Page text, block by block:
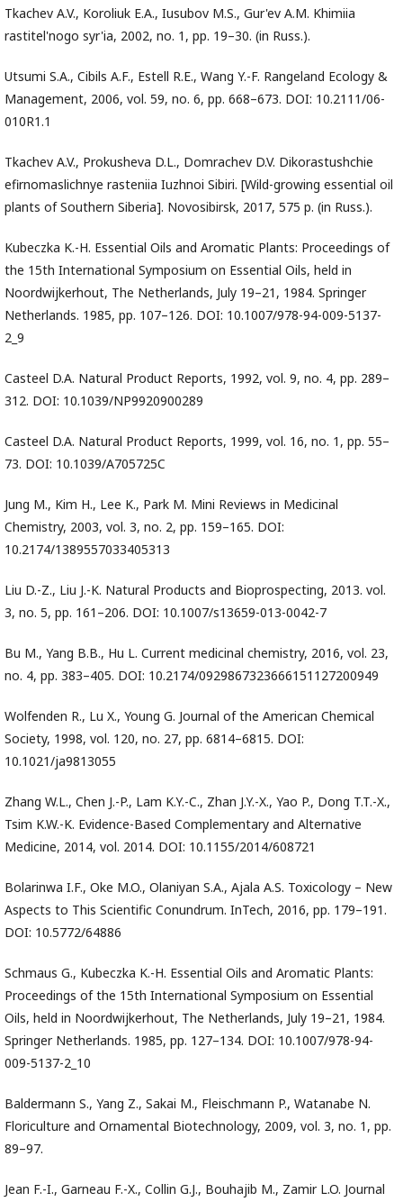
Tkachev A.V., Koroliuk E.A., Iusubov M.S., Gur'ev A.M. Khimiia
rastitel'nogo syr'ia, 2002, no. 1, pp. 19–30. (in Russ.).
Utsumi S.A., Cibils A.F., Estell R.E., Wang Y.-F. Rangeland Ecology &
Management, 2006, vol. 59, no. 6, pp. 668–673. DOI: 10.2111/06-
010R1.1
Tkachev A.V., Prokusheva D.L., Domrachev D.V. Dikorastushchie
efirnomaslichnye rasteniia Iuzhnoi Sibiri. [Wild-growing essential oil
plants of Southern Siberia]. Novosibirsk, 2017, 575 p. (in Russ.).
Kubeczka K.-H. Essential Oils and Aromatic Plants: Proceedings of
the 15th International Symposium on Essential Oils, held in
Noordwijkerhout, The Netherlands, July 19–21, 1984. Springer
Netherlands. 1985, pp. 107–126. DOI: 10.1007/978-94-009-5137-
2_9
Casteel D.A. Natural Product Reports, 1992, vol. 9, no. 4, pp. 289–
312. DOI: 10.1039/NP9920900289
Casteel D.A. Natural Product Reports, 1999, vol. 16, no. 1, pp. 55–
73. DOI: 10.1039/A705725C
Jung M., Kim H., Lee K., Park M. Mini Reviews in Medicinal
Chemistry, 2003, vol. 3, no. 2, pp. 159–165. DOI:
10.2174/1389557033405313
Liu D.-Z., Liu J.-K. Natural Products and Bioprospecting, 2013. vol.
3, no. 5, pp. 161–206. DOI: 10.1007/s13659-013-0042-7
Bu M., Yang B.B., Hu L. Current medicinal chemistry, 2016, vol. 23,
no. 4, pp. 383–405. DOI: 10.2174/0929867323666151127200949
Wolfenden R., Lu X., Young G. Journal of the American Chemical
Society, 1998, vol. 120, no. 27, pp. 6814–6815. DOI:
10.1021/ja9813055
Zhang W.L., Chen J.-P., Lam K.Y.-C., Zhan J.Y.-X., Yao P., Dong T.T.-X.,
Tsim K.W.-K. Evidence-Based Complementary and Alternative
Medicine, 2014, vol. 2014. DOI: 10.1155/2014/608721
Bolarinwa I.F., Oke M.O., Olaniyan S.A., Ajala A.S. Toxicology – New
Aspects to This Scientific Conundrum. InTech, 2016, pp. 179–191.
DOI: 10.5772/64886
Schmaus G., Kubeczka K.-H. Essential Oils and Aromatic Plants:
Proceedings of the 15th International Symposium on Essential
Oils, held in Noordwijkerhout, The Netherlands, July 19–21, 1984.
Springer Netherlands. 1985, pp. 127–134. DOI: 10.1007/978-94-
009-5137-2_10
Baldermann S., Yang Z., Sakai M., Fleischmann P., Watanabe N.
Floriculture and Ornamental Biotechnology, 2009, vol. 3, no. 1, pp.
89–97.
Jean F.-I., Garneau F.-X., Collin G.J., Bouhajib M., Zamir L.O. Journal